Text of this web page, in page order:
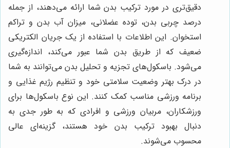
دقیق‌تری در مورد ترکیب بدن شما ارائه می‌دهند، از جمله
درصد چربی بدن، توده عضلانی، میزان آب بدن و تراکم
استخوان. این اطلاعات با استفاده از یک جریان الکتریکی
ضعیف که از طریق بدن شما عبور می‌کند، اندازه‌گیری
می‌شود. باسکول‌های تجزیه و تحلیل بدن می‌توانند به شما
در درک بهتر وضعیت سلامتی خود و تنظیم رژیم غذایی و
برنامه ورزشی مناسب کمک کنند. این نوع باسکول‌ها برای
ورزشکاران، مربیان ورزشی و افرادی که به طور جدی به
دنبال بهبود ترکیب بدن خود هستند، گزینه‌ای عالی
محسوب می‌شوند.